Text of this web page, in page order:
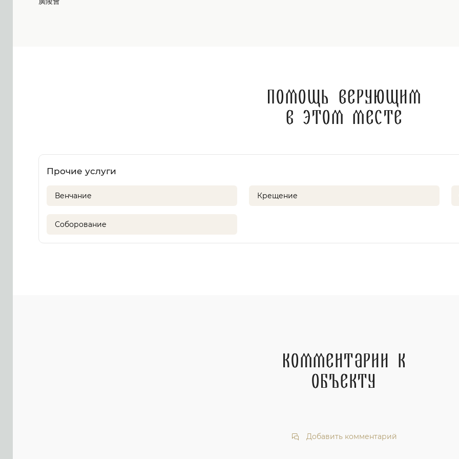
Помощь верующим
в этом месте
Прочие услуги
Венчание Крещение
Соборование
Комментарии к
объекту
Добавить комментарий